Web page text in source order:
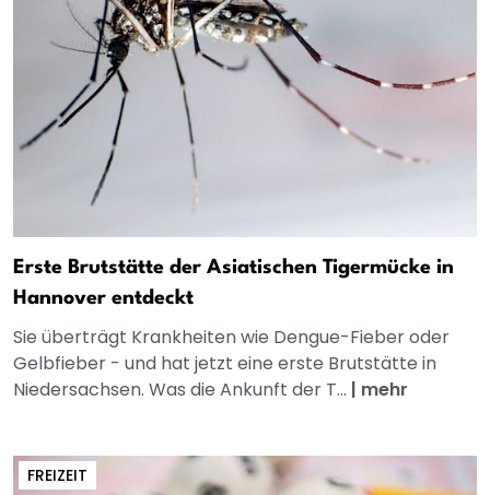
Erste Brutstätte der Asiatischen Tigermücke in
Hannover entdeckt
Sie überträgt Krankheiten wie Dengue-Fieber oder
Gelbfieber - und hat jetzt eine erste Brutstätte in
Niedersachsen. Was die Ankunft der T... | mehr
FREIZEIT